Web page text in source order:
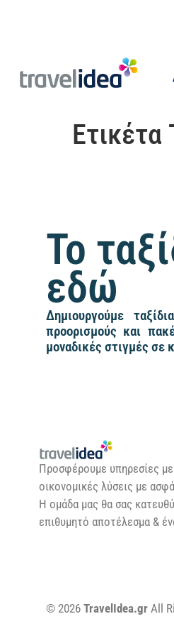
Ετικέτα
Το
εδώ
Δημιουργούμε
προορισμούς και
μοναδικές στιγμές σε
Προσφέρουμε υπηρεσίες
οικονομικές λύσεις με
Η ομάδα μας θα σας
επιθυμητό αποτέλεσμα &
© 2026 TravelIdea.gr All